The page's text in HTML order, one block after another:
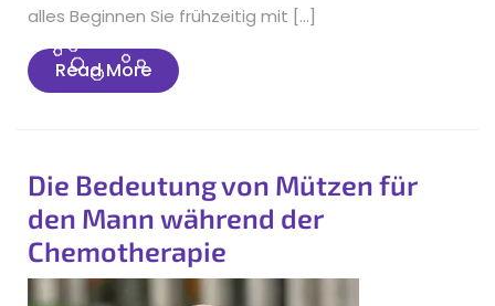
alles Beginnen Sie frühzeitig mit […]
Read MoreRead
More
Die Bedeutung von Mützen für
den Mann während der
Chemotherapie